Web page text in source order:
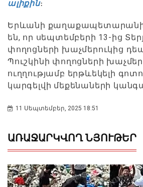
ալիքին։
Երևանի
են, որ սեպտեմբերի 13-ից
փողոցների խաչմերուկից
Պուշկինի փողոցների
ուղղությամբ երթևեկելի
կարգելվի մեքենաների
11 Սեպտեմբեր, 2025 18:51
ԱՌԱՋԱՐԿՎՈՂ ՆՅՈՒԹԵՐ